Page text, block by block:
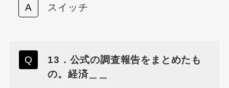
スイッチ
13．公式の調査報告をまとめたも
の。経済＿＿